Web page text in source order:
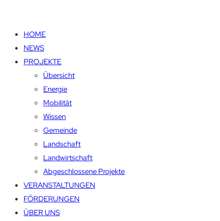
HOME
NEWS
PROJEKTE
Übersicht
Energie
Mobilität
Wissen
Gemeinde
Landschaft
Landwirtschaft
Abgeschlossene Projekte
VERANSTALTUNGEN
FÖRDERUNGEN
ÜBER UNS